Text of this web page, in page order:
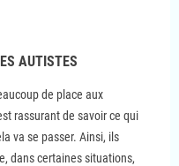
AUTISTES
de place aux
rassurant de savoir ce qui
va se passer. Ainsi, ils
dans certaines situations,